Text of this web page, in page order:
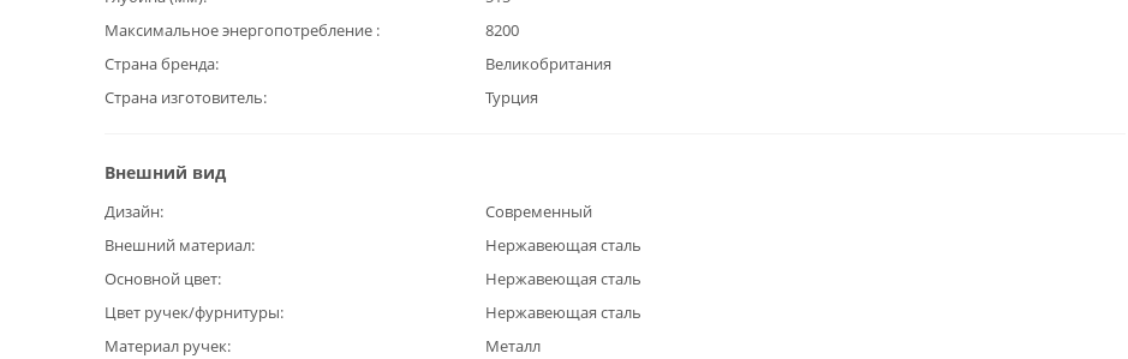
Максимальное энергопотребление
8200
Страна бренда
Великобритания
Страна изготовитель
Турция
Внешний вид
Дизайн
Современный
Внешний материал
Нержавеющая сталь
Основной цвет
Нержавеющая сталь
Цвет ручек/фурнитуры
Нержавеющая сталь
Материал ручек
Металл